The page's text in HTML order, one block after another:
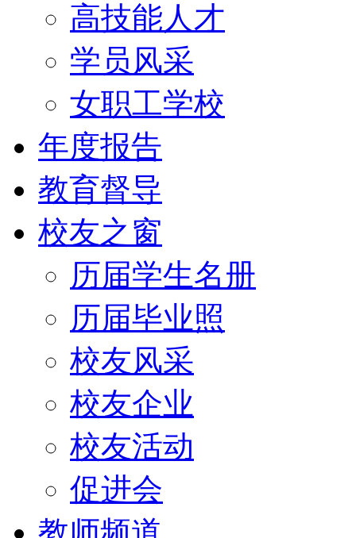
高技能人才
学员风采
女职工学校
年度报告
教育督导
校友之窗
历届学生名册
历届毕业照
校友风采
校友企业
校友活动
促进会